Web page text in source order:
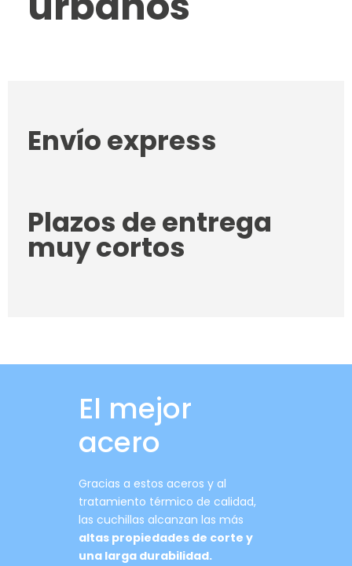
Envío express
Plazos de entrega
muy cortos
El mejor
acero
Gracias a estos aceros y al
tratamiento térmico de calidad,
las cuchillas alcanzan las más
altas propiedades de corte y
una larga durabilidad.